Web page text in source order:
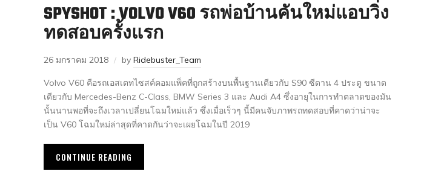
SPYSHOT : VOLVO V60 รถพ่อบ้านคันใหม่แอบวิ่ง
ทดสอบครั้งแรก
26 มกราคม 2018 by Ridebuster_Team
Volvo V60 คือรถเอสเตทไซสค์คอมแพ็คที่ถูกสร้างบนพื้นฐานเดียวกับ S90 ซีดาน 4 ประตู ขนาด
เดียวกับ Mercedes-Benz C-Class, BMW Series 3 และ Audi A4 ซึ่งอายุในการทำตลาดของมัน
นั้นนานพอที่จะถึงเวลาเปลี่ยนโฉมใหม่แล้ว ซึ่งเมื่อเร็วๆ นี้มีคนจับภาพรถทดสอบที่คาดว่าน่าจะ
เป็น V60 โฉมใหม่ล่าสุดที่คาดกันว่าจะเผยโฉมในปี 2019
CONTINUE READING